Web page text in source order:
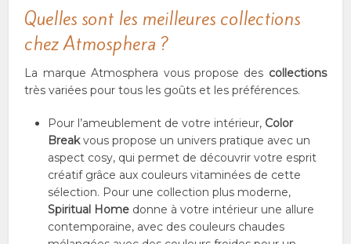
Quelles sont les meilleures collections
chez Atmosphera ?
La marque Atmosphera vous propose des collections
très variées pour tous les goûts et les préférences.
Pour l’ameublement de votre intérieur, Color
Breakvous propose un univers pratique avec un
aspect cosy, qui permet de découvrir votre esprit
créatif grâce aux couleurs vitaminées de cette
sélection. Pour une collection plus moderne,
Spiritual Home donne à votre intérieur une allure
contemporaine, avec des couleurs chaudes